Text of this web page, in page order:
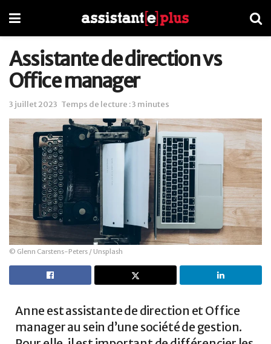
Assistante de direction vs
Office manager
3 juillet 2023 Temps de lecture : 3 minutes
© Glenn Carstens-Peters / Unsplash
Anne est assistante de direction et Office
manager au sein d’une société de gestion.